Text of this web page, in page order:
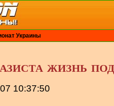
Украины
жизнь
10:37:50